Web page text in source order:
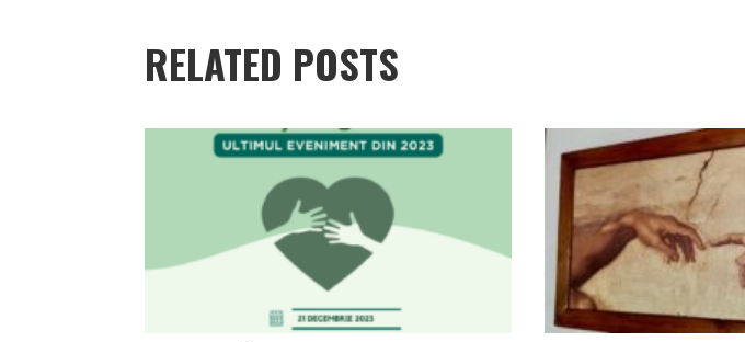
RELATED POSTS